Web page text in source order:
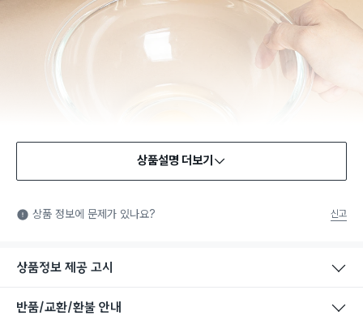
식품용 기구: 식품위생법에서 정한 규격에 따라 제조되어 식품 또
는 식품첨가물에 사용할 수 있는 식품용기구라는 표시입니다.
상품설명 더보기
상품 정보에 문제가 있나요? 신고
상품정보 제공 고시
반품/교환/환불 안내